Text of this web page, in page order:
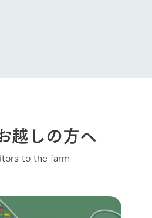
越しの方へ
to the farm